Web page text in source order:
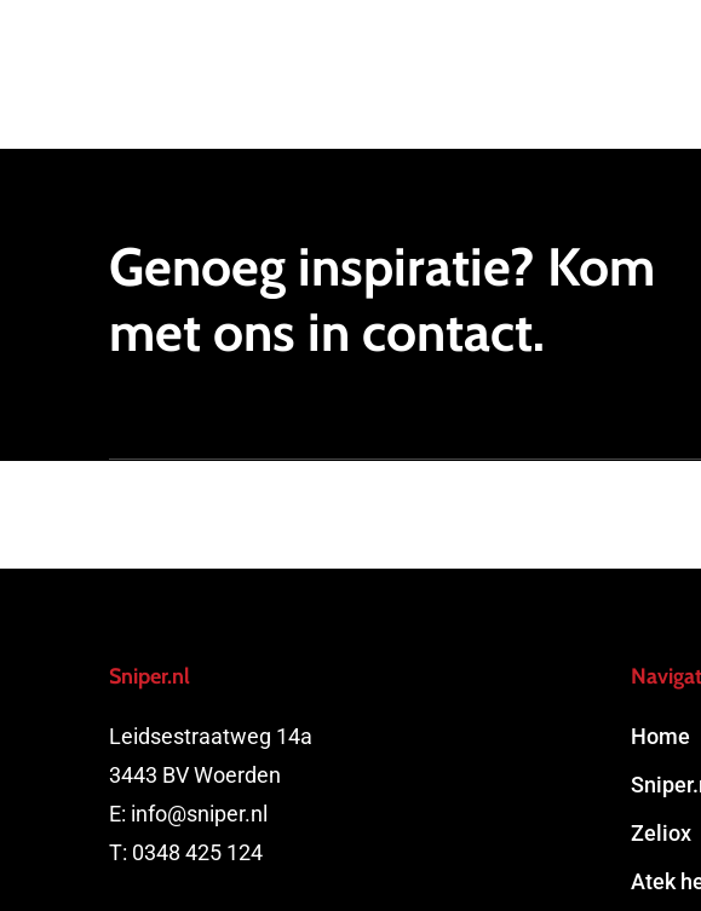
Genoeg inspiratie? Kom
met ons in contact.
Sniper.nl
Leidsestraatweg 14a
3443 BV Woerden
E: info@sniper.nl
T: 0348 425 124
Home
Zeliox
Atek